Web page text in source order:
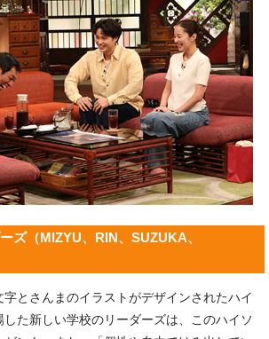
ズ（MIZYU、RIN、SUZUKA、
字とさんまのイラストがデザインされたハイ
した新しい学校のリーダーズは、このハイソ